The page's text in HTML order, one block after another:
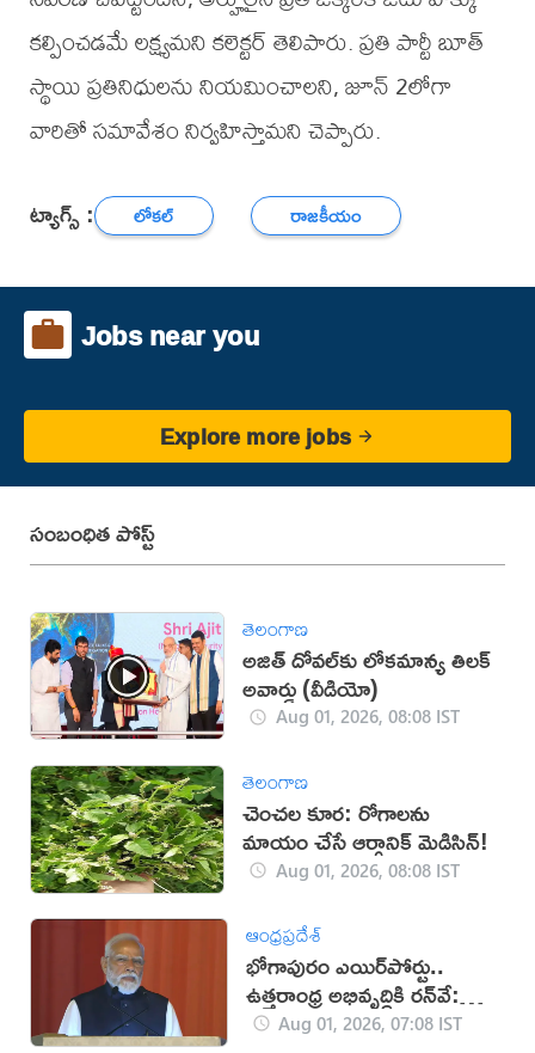
కల్పించడమే లక్ష్యమని కలెక్టర్ తెలిపారు. ప్రతి పార్టీ బూత్
స్థాయి ప్రతినిధులను నియమించాలని, జూన్ 2లోగా
వారితో సమావేశం నిర్వహిస్తామని చెప్పారు.
ట్యాగ్స్ : లోకల్ రాజకీయం
Jobs near you
Explore more jobs
సంబంధిత పోస్ట్
తెలంగాణ
అజిత్ దోవ‌ల్‌కు లోక‌మాన్య‌ తిల‌క్
అవార్డు (వీడియో)
Aug 01, 2026, 08:08 IST
తెలంగాణ
చెంచల కూర: రోగాలను
మాయం చేసే ఆర్గానిక్ మెడిసిన్!
Aug 01, 2026, 08:08 IST
ఆంధ్రప్రదేశ్
భోగాపురం ఎయిర్‌పోర్టు..
ఉత్తరాంధ్ర అభివృద్ధికి రన్‌వే:
మోదీAug 01, 2026, 07:08 IST